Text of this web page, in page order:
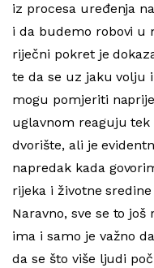
iz procesa uređenja
i da budemo robovi u
riječni pokret je
te da se uz jaku volju
mogu pomjeriti
uglavnom reaguju
dvorište, ali je
napredak kada
rijeka i životne
Naravno, sve se to
ima i samo je važno
da se što više ljudi